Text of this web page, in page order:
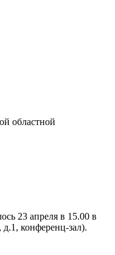
областной
23 апреля в 15.00 в
конференц-зал).